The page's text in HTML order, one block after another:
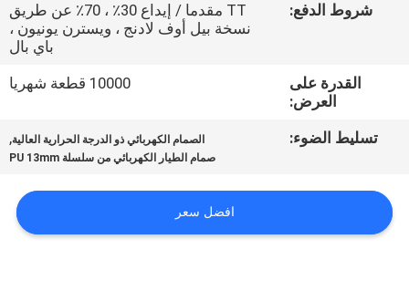
جودة
اتصل
اقتباس
شروط الدفع:
TT مقدما / إيداع 30٪ ، 70٪ عن طريق
نسخة بيل أوف لادنج ، ويسترن يونيون ،
باي بال
القدرة على
العرض:
10000 قطعة شهريا
تسليط الضوء: الصمام الكهربائي ذو الدرجة الحرارية العالية,
صمام الطيار الكهربائي من سلسلة PU 13mm
افضل سعر